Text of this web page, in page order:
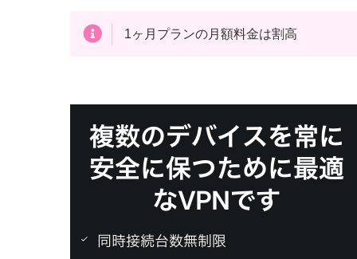
1ヶ月プランの月額料金は割高